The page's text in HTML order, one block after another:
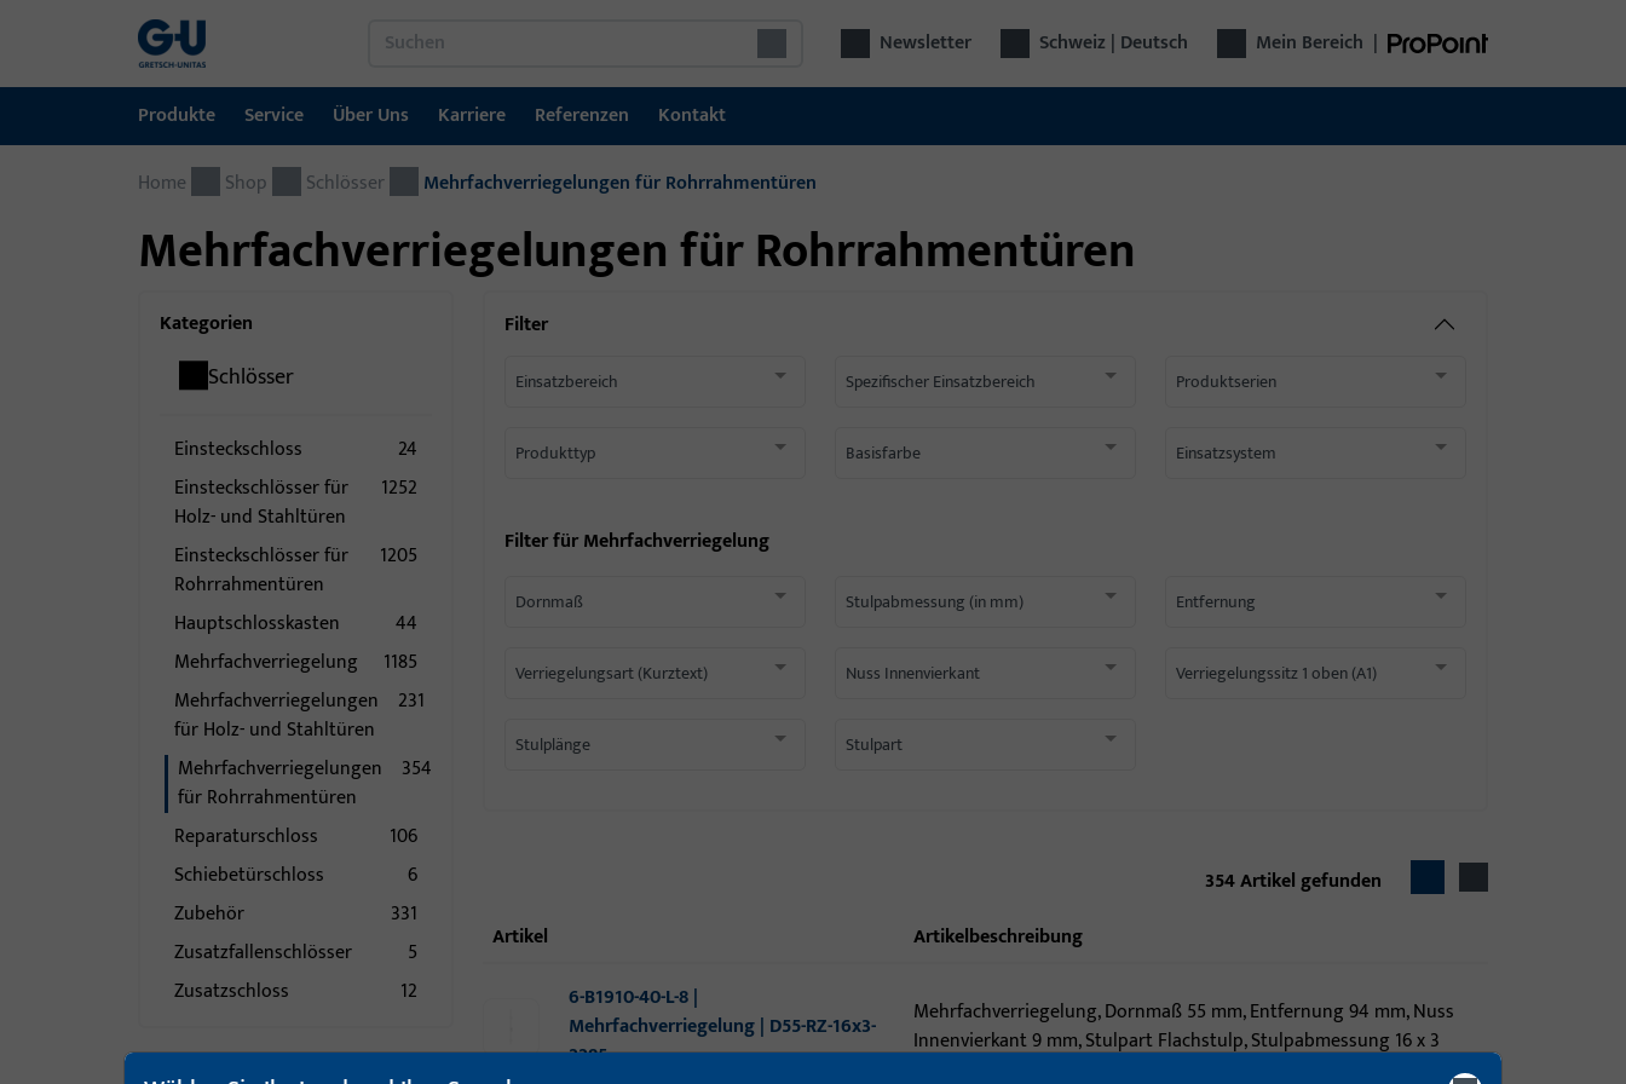
Newsletter Schweiz | Deutsch Mein Bereich |
Produkte
Produkte
Fenstertechnik
Automatische Eingangsysteme
Montagematerial
Service
Service
Downloadportal
Über Uns
Über Uns
GU-Gruppe weltweit
Karriere
Karriere
Jobportal
Referenzen
Referenzen
Kontakt
Kontakt
Home Shop Schlösser Mehrfachverriegelungen für Rohrrahmentüren
Mehrfachverriegelungen für Rohrrahmentüren
Kategorien
Schlösser
Einsteckschloss
24
Einsteckschlösser für
Holz- und Stahltüren
1252
Einsteckschlösser für
Rohrrahmentüren
1205
Hauptschlosskasten
44
Mehrfachverriegelung
1185
Mehrfachverriegelungen
für Holz- und Stahltüren
231
Mehrfachverriegelungen
für Rohrrahmentüren
354
Reparaturschloss
106
Schiebetürschloss
6
Zubehör
331
Zusatzfallenschlösser
5
Zusatzschloss
12
Filter
Einsatzbereich Spezifischer Einsatzbereich Produktserien
Produkttyp Basisfarbe Einsatzsystem
Filter fürMehrfachverriegelung
Dornmaß Stulpabmessung (in mm) Entfernung
Verriegelungsart (Kurztext) Nuss Innenvierkant Verriegelungssitz 1 oben (A1)
Stulplänge Stulpart
354Artikel gefunden
Artikel
Artikelbeschreibung
6-B1910-40-L-8 |
Mehrfachverriegelung | D55-RZ-16x3-
2285
Mehrfachverriegelung, Dornmaß 55 mm, Entfernung 94 mm, Nuss
Innenvierkant 9 mm, Stulpart Flachstulp, Stulpabmessung 16 x 3